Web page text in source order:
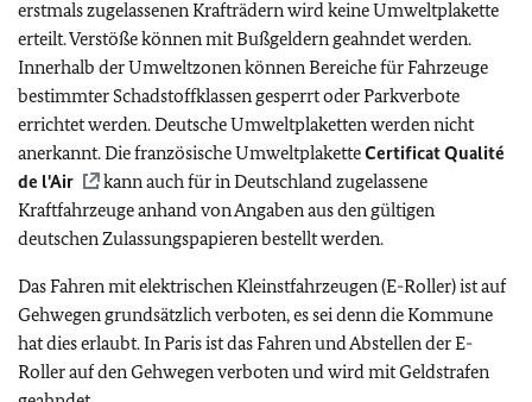
erstmals zugelassenen Krafträdern wird keine Umweltplakette
erteilt. Verstöße können mit Bußgeldern geahndet werden.
Innerhalb der Umweltzonen können Bereiche für Fahrzeuge
bestimmter Schadstoffklassen gesperrt oder Parkverbote
errichtet werden. Deutsche Umweltplaketten werden nicht
anerkannt. Die französische UmweltplaketteCertificat Qualité
de l'Air
kann auch für in Deutschland zugelassene
Kraftfahrzeuge anhand von Angaben aus den gültigen
deutschen Zulassungspapieren bestellt werden.
Das Fahren mit elektrischen Kleinstfahrzeugen (E-Roller) ist auf
Gehwegen grundsätzlich verboten, es sei denn die Kommune
hat dies erlaubt. In Paris ist das Fahren und Abstellen der E-
Roller auf den Gehwegen verboten und wird mit Geldstrafen